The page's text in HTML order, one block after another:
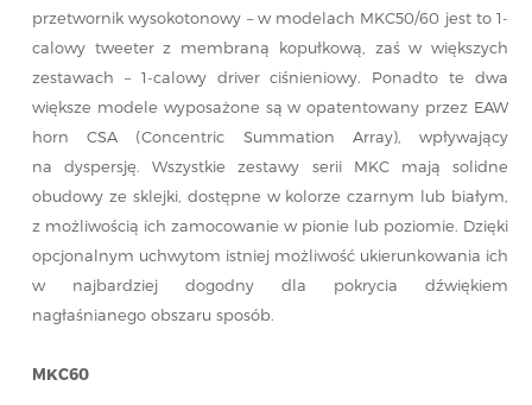
przetwornik wysokotonowy – w modelach MKC50/60 jest to 1-
calowy tweeter z membraną kopułkową, zaś w większych
zestawach – 1-calowy driver ciśnieniowy. Ponadto te dwa
większe modele wyposażone są w opatentowany przez EAW
horn CSA (Concentric Summation Array), wpływający
na dyspersję. Wszystkie zestawy serii MKC mają solidne
obudowy ze sklejki, dostępne w kolorze czarnym lub białym,
z możliwością ich zamocowanie w pionie lub poziomie. Dzięki
opcjonalnym uchwytom istniej możliwość ukierunkowania ich
w najbardziej dogodny dla pokrycia dźwiękiem
nagłaśnianego obszaru sposób.
MKC60